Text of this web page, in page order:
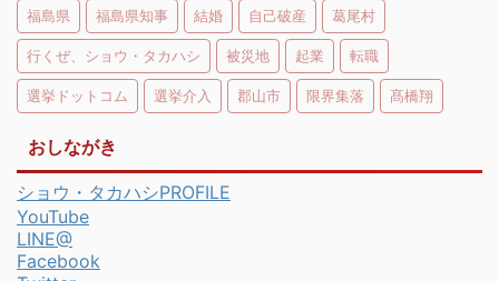
福島県 福島県知事 結婚 自己破産 葛尾村
行くぜ、ショウ・タカハシ 被災地 起業 転職
選挙ドットコム 選挙介入 郡山市 限界集落 髙橋翔
おしながき
ショウ・タカハシPROFILE
YouTube
LINE@
Facebook